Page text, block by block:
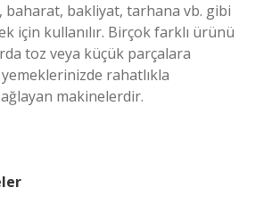
baharat, bakliyat, tarhana vb. gibi
için kullanılır. Birçok farklı ürünü
toz veya küçük parçalara
rahatlıkla
makinelerdir.